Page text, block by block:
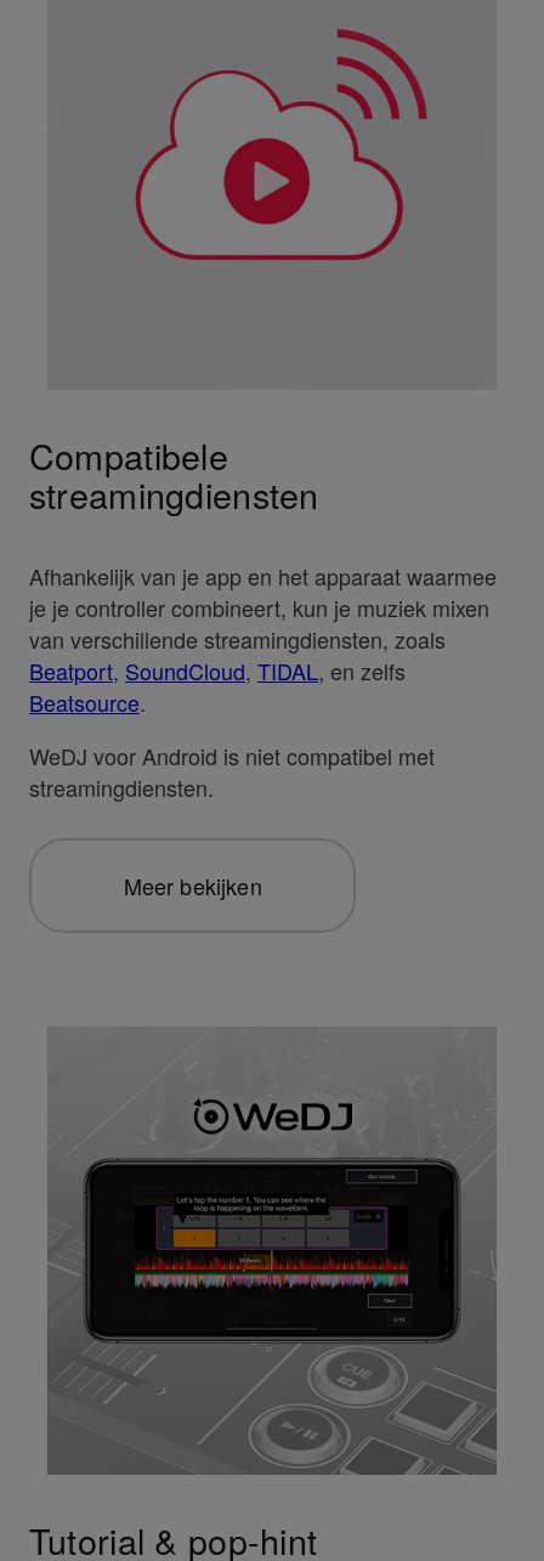
Compatibele
streamingdiensten
Afhankelijk van je app en het apparaat waarmee
je je controller combineert, kun je muziek mixen
van verschillende streamingdiensten, zoals
Beatport, SoundCloud, TIDAL, en zelfs
Beatsource.
WeDJ voor Android is niet compatibel met
streamingdiensten.
Meer bekijken
Tutorial & pop-hint